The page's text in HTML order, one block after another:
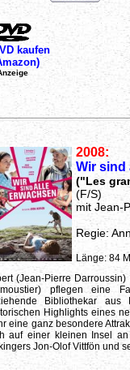
kaufen
2008:
Wir sind
("Les
(F/S)
mit Jean-
Regie:
Länge: 84
(Jean-Pierre
pflegen eine
Bibliothekar aus
Highlights eines
eine ganz besondere
auf einer kleinen Insel
Jon-Olof Vittfön und